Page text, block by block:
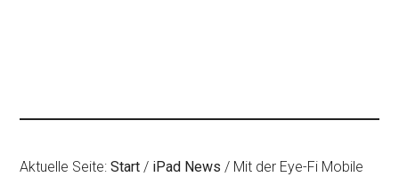
Aktuelle Seite:Start / iPad News / Mit der Eye-Fi Mobile